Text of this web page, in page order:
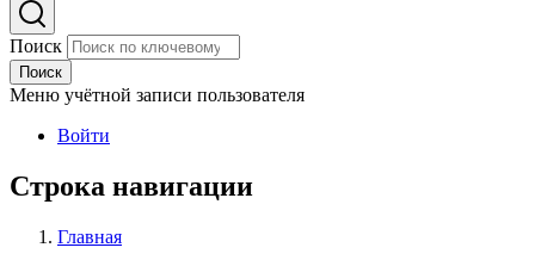
Поиск
Поиск
Меню учётной записи пользователя
Войти
Строка навигации
Главная